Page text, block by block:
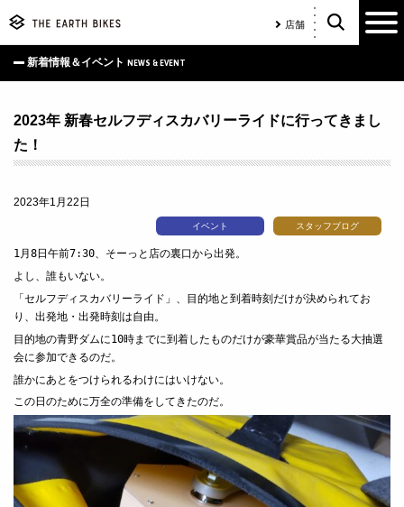
店舗
新着情報＆イベント NEWS & EVENT
2023年 新春セルフディスカバリーライドに行ってきまし
た！
2023年1月22日
イベント スタッフブログ
1月8日午前7:30、そーっと店の裏口から出発。
よし、誰もいない。
「セルフディスカバリーライド」、目的地と到着時刻だけが決められてお
り、出発地・出発時刻は自由。
目的地の青野ダムに10時までに到着したものだけが豪華賞品が当たる大抽選
会に参加できるのだ。
誰かにあとをつけられるわけにはいけない。
この日のために万全の準備をしてきたのだ。